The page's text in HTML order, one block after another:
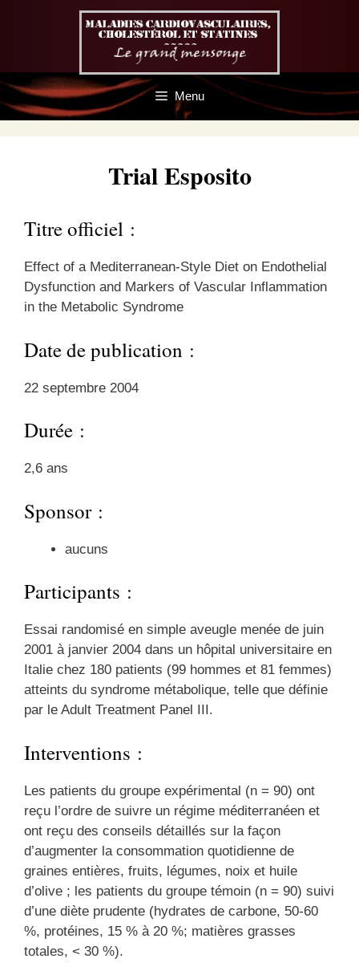
Menu
Trial Esposito
Titre officiel :
Effect of a Mediterranean-Style Diet on Endothelial
Dysfunction and Markers of Vascular Inflammation
in the Metabolic Syndrome
Date de publication :
22 septembre 2004
Durée :
2,6 ans
Sponsor :
aucuns
Participants :
Essai randomisé en simple aveugle menée de juin
2001 à janvier 2004 dans un hôpital universitaire en
Italie chez 180 patients (99 hommes et 81 femmes)
atteints du syndrome métabolique, telle que définie
par le Adult Treatment Panel III.
Interventions :
Les patients du groupe expérimental (n = 90) ont
reçu l’ordre de suivre un régime méditerranéen et
ont reçu des conseils détaillés sur la façon
d’augmenter la consommation quotidienne de
graines entières, fruits, légumes, noix et huile
d’olive ; les patients du groupe témoin (n = 90) suivi
d’une diète prudente (hydrates de carbone, 50-60
%, protéines, 15 % à 20 %; matières grasses
totales, < 30 %).